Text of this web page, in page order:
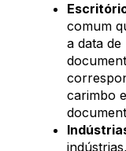
comum
a data
carimbo